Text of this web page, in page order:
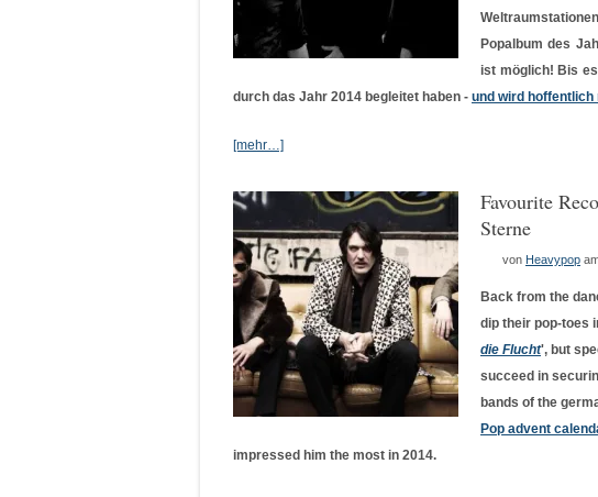
Popalbum des
ist möglich! Bis
durch das Jahr 2014 begleitet haben - und wird hoffentlich
[mehr…]
Favourite
Sterne
von Heavypop
Back from the
dip their pop-toes
die Flucht', but
succeed in
bands of the
Pop advent
impressed him the most in 2014.